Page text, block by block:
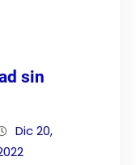
sin
Dic 20,